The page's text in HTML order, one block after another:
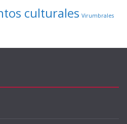
culturales Virumbrales